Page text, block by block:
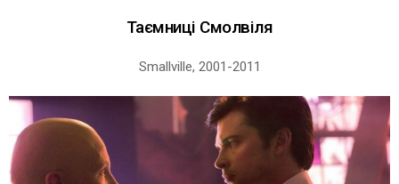
Таємниці Смолвіля
Smallville, 2001-2011